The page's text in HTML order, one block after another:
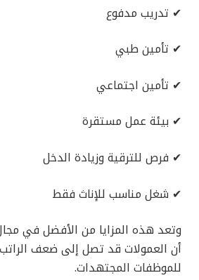
✔ تدريب مدفوع
✔ تأمين طبي
✔ تأمين اجتماعي
✔ بيئة عمل مستقرة
✔ فرص للترقية وزيادة الدخل
✔ شغل مناسب للإناث فقط
وتعد هذه المزايا من الأفضل في
أن العمولات قد تصل إلى ضعف
للموظفات المجتهدات.